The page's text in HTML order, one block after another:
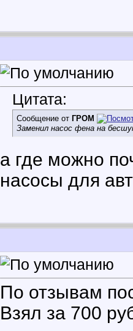
Цитата:
Сообщение от ГРОМ
Заменил насос фена на
а где можно
насосы для
По отзывам
Взял за 700